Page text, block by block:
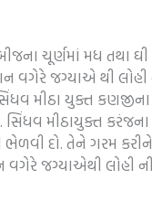
ચૂર્ણમાં મધ તથા
વગેરે જગ્યાએ થી લોહી
મીઠા યુક્ત
સિંધવ મીઠાયુક્ત કરંજના
ભેળવી દો. તેને ગરમ
વગેરે જગ્યાએથી લોહી